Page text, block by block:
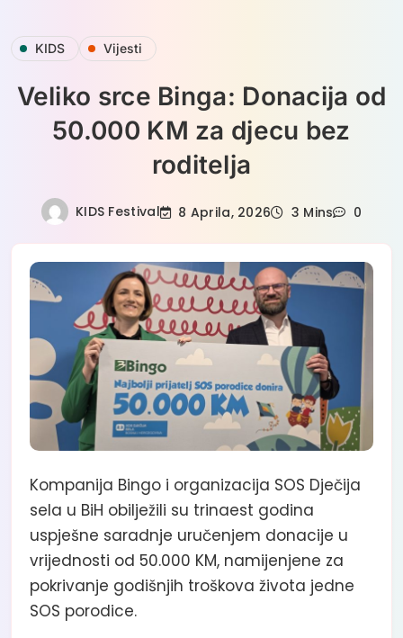
Skip
content
KIDS Vijesti
Veliko srce Binga: Donacija od
50.000 KM za djecu bez
roditelja
KIDS Festival 8 Aprila, 2026 3 Mins 0
Kompanija Bingo i organizacija SOS Dječija
sela u BiH obilježili su trinaest godina
uspješne saradnje uručenjem donacije u
vrijednosti od 50.000 KM, namijenjene za
pokrivanje godišnjih troškova života jedne
SOS porodice.